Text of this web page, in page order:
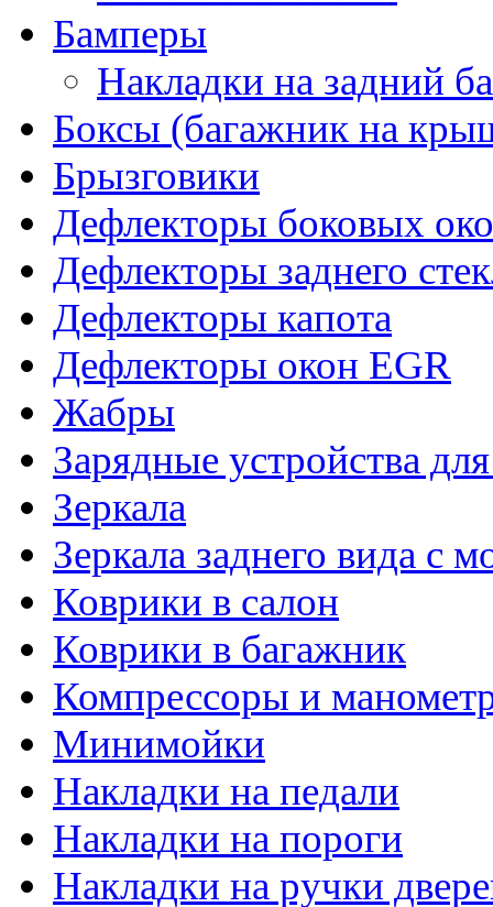
Бамперы
Накладки на задний
Боксы (багажник на
Брызговики
Дефлекторы боковых
Дефлекторы заднего
Дефлекторы капота
Дефлекторы окон EGR
Жабры
Зарядные устройства
Зеркала
Зеркала заднего вида с
Коврики в салон
Коврики в багажник
Компрессоры и
Минимойки
Накладки на педали
Накладки на пороги
Накладки на ручки